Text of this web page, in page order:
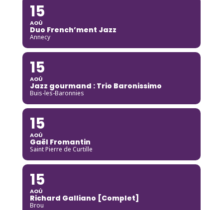
15
AOÛ
Duo French’ment Jazz
Annecy
15
AOÛ
Jazz gourmand : Trio Baronissimo
Buis-les-Baronnies
15
AOÛ
Gaël Fromantin
Saint Pierre de Curtille
15
AOÛ
Richard Galliano [Complet]
Brou